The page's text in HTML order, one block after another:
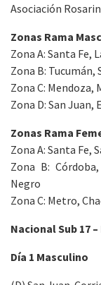
Asociación
Zonas Rama
Zona A: Santa Fe,
Zona B: Tucumán,
Zona C:
Zona D: San
Zonas Rama
Zona A: Santa Fe,
Zona B:
Negro
Zona C: Metro,
Nacional Sub 17
Día 1 Masculino